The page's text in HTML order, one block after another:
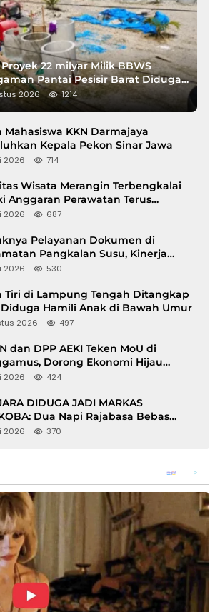
22 milyar Milik BBWS
Pantai Pesisir Barat Diduga
Besi Banci
2026 1214
Mahasiswa KKN Darmajaya
Kepala Pekon Sinar Jawa
2026 714
Wisata Merangin Terbengkalai
Anggaran Perawatan Terus
2026 687
Pelayanan Dokumen di
Pangkalan Susu, Kinerja
Langkat Disorot
2026 530
Tiri di Lampung Tengah Ditangkap
Diduga Hamili Anak di Bawah Umur
2026 497
dan DPP AEKI Teken MoU di
Dorong Ekonomi Hijau
Kopi dan Perdagangan Karbon
2026 424
DIDUGA JADI MARKAS
Dua Napi Rajabasa Bebas
HP, Muncul Dugaan
2026 370